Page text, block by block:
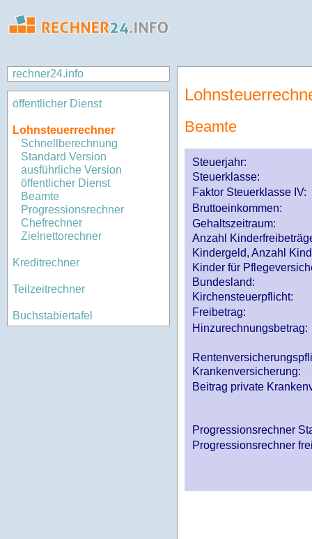
rechner24.info
öffentlicher Dienst
Lohnsteuerrechner
Schnellberechnung
Standard Version
ausführliche Version
öffentlicher Dienst
Beamte
Progressionsrechner
Chefrechner
Zielnettorechner
Kreditrechner
Teilzeitrechner
Buchstabiertafel
Beamte
Steuerjahr:
Steuerklasse:
Faktor Steuerklasse IV:
Bruttoeinkommen:
Gehaltszeitraum:
Anzahl
Kindergeld, Anzahl
Kinder für
Bundesland:
Kirchensteuerpflicht:
Freibetrag:
Hinzurechnungsbetrag:
Krankenversicherung:
Beitrag private
Progressionsrechner
Progressionsrechner